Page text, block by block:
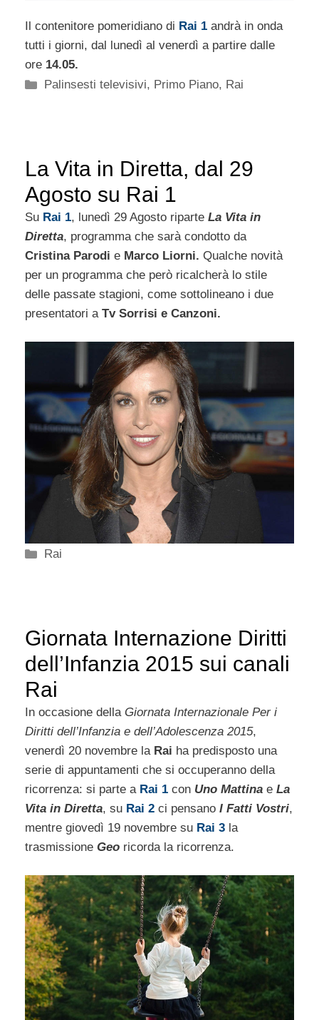
Il contenitore pomeridiano di Rai 1 andrà in onda
tutti i giorni, dal lunedì al venerdì a partire dalle
ore 14.05.
Categorie
Palinsesti televisivi, Primo Piano, Rai
La Vita in Diretta, dal 29
Agosto su Rai 1
Su Rai 1, lunedì 29 Agosto riparte La Vita in
Diretta, programma che sarà condotto da
Cristina Parodi e Marco Liorni. Qualche novità
per un programma che però ricalcherà lo stile
delle passate stagioni, come sottolineano i due
presentatori a Tv Sorrisi e Canzoni.
Categorie
Rai
Giornata Internazione Diritti
dell’Infanzia 2015 sui canali
Rai
In occasione della Giornata Internazionale Per i
Diritti dell’Infanzia e dell’Adolescenza 2015,
venerdì 20 novembre la Rai ha predisposto una
serie di appuntamenti che si occuperanno della
ricorrenza: si parte a Rai 1 con Uno Mattina e La
Vita in Diretta, su Rai 2 ci pensano I Fatti Vostri,
mentre giovedì 19 novembre su Rai 3 la
trasmissione Geo ricorda la ricorrenza.